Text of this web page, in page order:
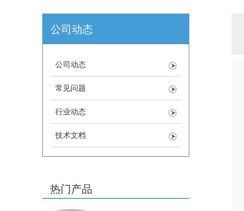
公司动态
公司动态
常见问题
行业动态
技术文档
热门产品